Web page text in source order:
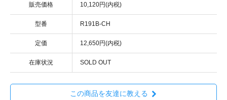
販売価格 10,120円(内税)
型番 R191B-CH
定価 12,650円(内税)
在庫状況 SOLD OUT
この商品を友達に教える